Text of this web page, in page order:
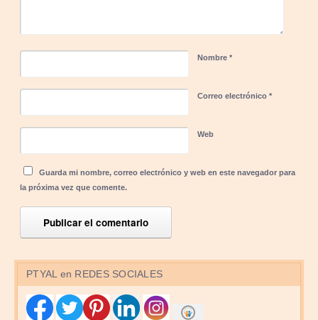
Nombre*
Correo electrónico*
Web
Guarda mi nombre, correo electrónico y web en este navegador para
la próxima vez que comente.
PTYAL en REDES SOCIALES